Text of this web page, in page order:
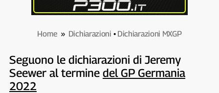
Home » Dichiarazioni • Dichiarazioni MXGP
Seguono le dichiarazioni di Jeremy
Seewer al termine del GP Germania
2022